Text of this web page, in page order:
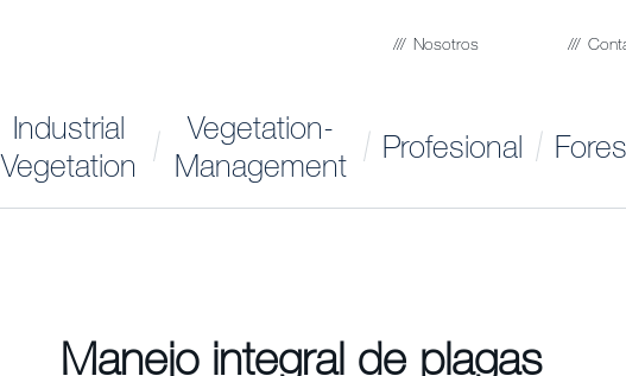
Nosotros
Industrial
Vegetation
Vegetation-
Management
Profesional
Manejo integral de plagas